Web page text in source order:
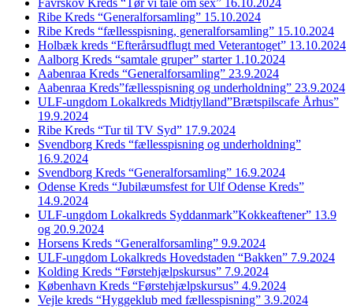
Favrskov Kreds “Tør vi tale om sex” 16.10.2024
Ribe Kreds “Generalforsamling” 15.10.2024
Ribe Kreds “fællesspisning, generalforsamling” 15.10.2024
Holbæk kreds “Efterårsudflugt med Veterantoget” 13.10.2024
Aalborg Kreds “samtale gruper” starter 1.10.2024
Aabenraa Kreds “Generalforsamling” 23.9.2024
Aabenraa Kreds”fællesspisning og underholdning” 23.9.2024
ULF-ungdom Lokalkreds Midtjylland”Brætspilscafe Århus”
19.9.2024
Ribe Kreds “Tur til TV Syd” 17.9.2024
Svendborg Kreds “fællesspisning og underholdning”
16.9.2024
Svendborg Kreds “Generalforsamling” 16.9.2024
Odense Kreds “Jubilæumsfest for Ulf Odense Kreds”
14.9.2024
ULF-ungdom Lokalkreds Syddanmark”Kokkeaftener” 13.9
og 20.9.2024
Horsens Kreds “Generalforsamling” 9.9.2024
ULF-ungdom Lokalkreds Hovedstaden “Bakken” 7.9.2024
Kolding Kreds “Førstehjælpskursus” 7.9.2024
København Kreds “Førstehjælpskursus” 4.9.2024
Vejle kreds “Hyggeklub med fællesspisning” 3.9.2024